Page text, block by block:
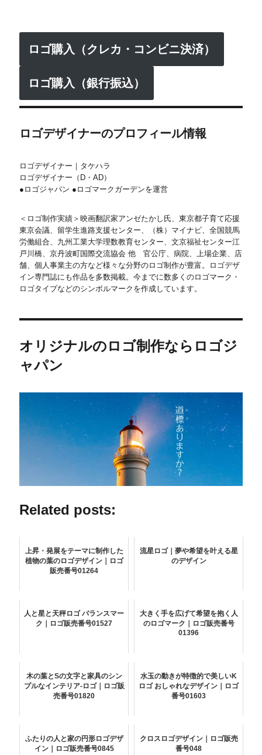
ロゴ購入（クレカ・コンビニ決済）
ロゴ購入（銀行振込）
ロゴデザイナーのプロフィール情報
ロゴデザイナー｜タケハラ
ロゴデザイナー（D・AD）
●ロゴジャパン ●ロゴマークガーデンを運営
＜ロゴ制作実績＞映画翻訳家アンゼたかし氏、東京都子育て応援
東京会議、留学生進路支援センター、（株）マイナビ、全国競馬
労働組合、九州工業大学理数教育センター、文京福祉センター江
戸川橋、京丹波町国際交流協会 他 官公庁、病院、上場企業、店
舗、個人事業主の方など様々な分野のロゴ制作が豊富。ロゴデザ
イン専門誌にも作品を多数掲載。今までに数多くのロゴマーク・
ロゴタイプなどのシンボルマークを作成しています。
オリジナルのロゴ制作ならロゴジ
ャパン
Related posts:
上昇・発展をテーマに制作した
植物の葉のロゴデザイン｜ロゴ
販売番号01264
流星ロゴ｜夢や希望を叶える星
のデザイン
人と星と天秤ロゴ バランスマー
ク｜ロゴ販売番号01527
大きく手を広げて希望を抱く人
のロゴマーク｜ロゴ販売番号
01396
木の葉とSの文字と家具のシン
プルなインテリア-ロゴ｜ロゴ販
売番号01820
水玉の動きが特徴的で美しいK
ロゴ おしゃれなデザイン｜ロゴ
番号01603
ふたりの人と家の円形ロゴデザ
イン｜ロゴ販売番号0845
クロスロゴデザイン｜ロゴ販売
番号048